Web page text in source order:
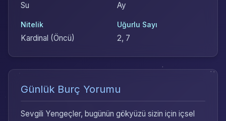
Su Ay
Nitelik
Kardinal (Öncü)
Uğurlu Sayı
2, 7
Günlük Burç Yorumu
Sevgili Yengeçler, bugünün gökyüzü sizin için içsel